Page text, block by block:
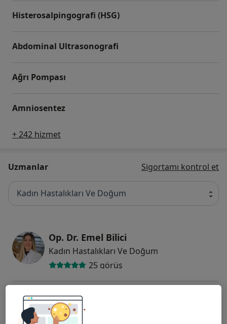
Histerosalpingografi (HSG)
Abdominal Ultrasonografi
Ağrı Pompası
Amniosentez
+ 242 hizmet
Uzmanlar Sigortamı kontrol et
Kadın Hastalıkları Ve Doğum
Op. Dr. Emel Bilici
Kadın Hastalıkları Ve Doğum
25 görüş
Op. Dr. Ahmet Doğruöz
Kadın Hastalıkları Ve Doğum